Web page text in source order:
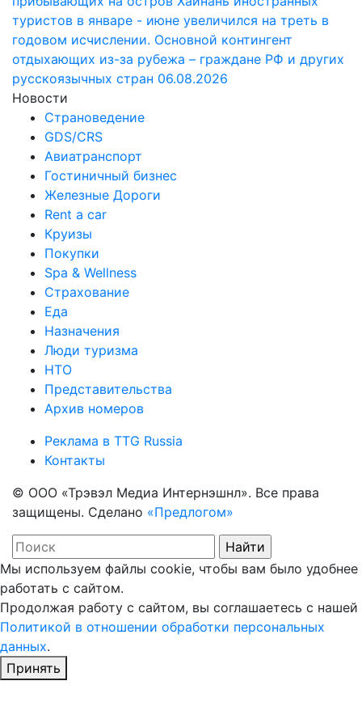
туристов в январе - июне увеличился на треть в
годовом исчислении. Основной контингент
отдыхающих из-за рубежа – граждане РФ и других
русскоязычных стран 06.08.2026
Новости
Страноведение
GDS/CRS
Авиатранспорт
Гостиничный бизнес
Железные Дороги
Rent a car
Круизы
Покупки
Spa & Wellness
Страхование
Еда
Назначения
Люди туризма
НТО
Представительства
Архив номеров
Реклама в TTG Russia
Контакты
© ООО «Трэвэл Медиа Интернэшнл». Все права
защищены. Сделано «Предлогом»
Мы используем файлы cookie, чтобы вам было удобнее
работать с сайтом.
Продолжая работу с сайтом, вы соглашаетесь с нашей
Политикой в отношении обработки персональных
данных.
Принять